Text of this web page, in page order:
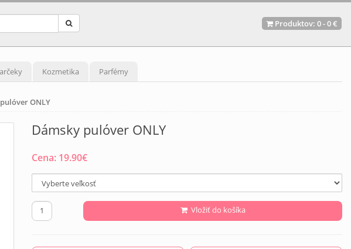
Produktov: 0-0 €
Kozmetika Parfémy
ONLY
Dámsky pulóver ONLY
Cena: 19.90€
Vložiť do košíka